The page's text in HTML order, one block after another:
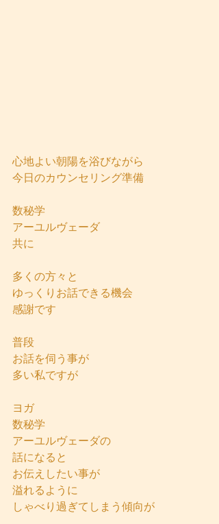
心地よい朝陽を浴びながら
今日のカウンセリング準備
数秘学
アーユルヴェーダ
共に
多くの方々と
ゆっくりお話できる機会
感謝です
普段
お話を伺う事が
多い私ですが
ヨガ
数秘学
アーユルヴェーダの
話になると
お伝えしたい事が
溢れるように
しゃべり過ぎてしまう傾向が